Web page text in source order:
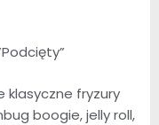
klasyczne fryzury
boogie, jelly roll,